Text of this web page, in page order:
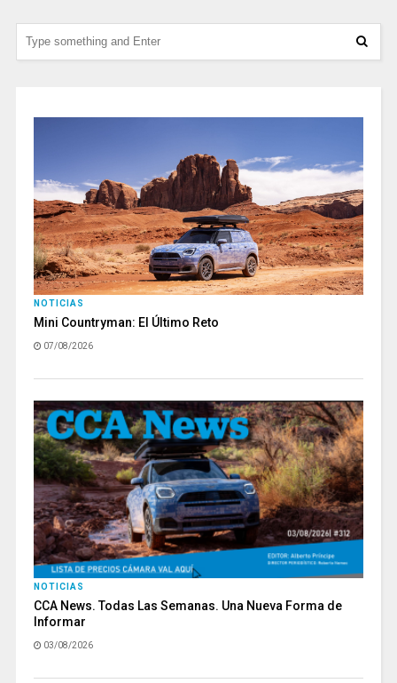
NOTICIAS
Mini Countryman: El Último Reto
07/08/2026
NOTICIAS
CCA News. Todas Las Semanas. Una Nueva Forma de
Informar
03/08/2026